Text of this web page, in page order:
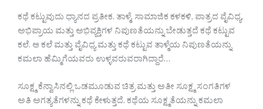
ಕಥೆ ಕಟ್ಟುವುದು ಧ್ಯಾನದ ಪ್ರತೀಕ. ತಾಳ್ಮೆ, ಸಾಮಾಜಿಕ ಕಳಕಳಿ, ಪಾತ್ರದ ವೈವಿಧ್ಯ,
ಅಭಿಪ್ರಾಯ ಮತ್ತು ಅಭಿವ್ಯಕ್ತಿಗಳ ನಿಪುಣತೆಯನ್ನು ಬೇಡುತ್ತದೆ ಕಥೆ ಕಟ್ಟುವ
ಕಲೆ. ಆ ಕಲೆ ಮತ್ತು ವೈವಿಧ್ಯ ಮತ್ತು ಕಥೆ ಕಟ್ಟುವ ತಾಳ್ಮೆಯ ನಿಪುಣತೆಯನ್ನು
ಕಮಲಾ ಹೆಮ್ಮಿಗೆಯವರು ಉಳ್ಳವರುವರಾಗಿದ್ದಾರೆ…
ಸೂಕ್ಷ್ಮ ಕೆನ್ವಾಸಿನಲ್ಲಿ ಒಡಮೂಡುವ ಚಿತ್ರ ಮತ್ತು ಅತೀ ಸೂಕ್ಷ್ಮ ಸಂಗತಿಗಳ
ಅತಿ ಅಗತ್ಯತೆಗಳನ್ನು ಕಥೆ ಕೇಳುತ್ತದೆ. ಕಥೆಯ ಸೂಕ್ಷ್ಮತೆಯನ್ನು ಕಮಲಾ